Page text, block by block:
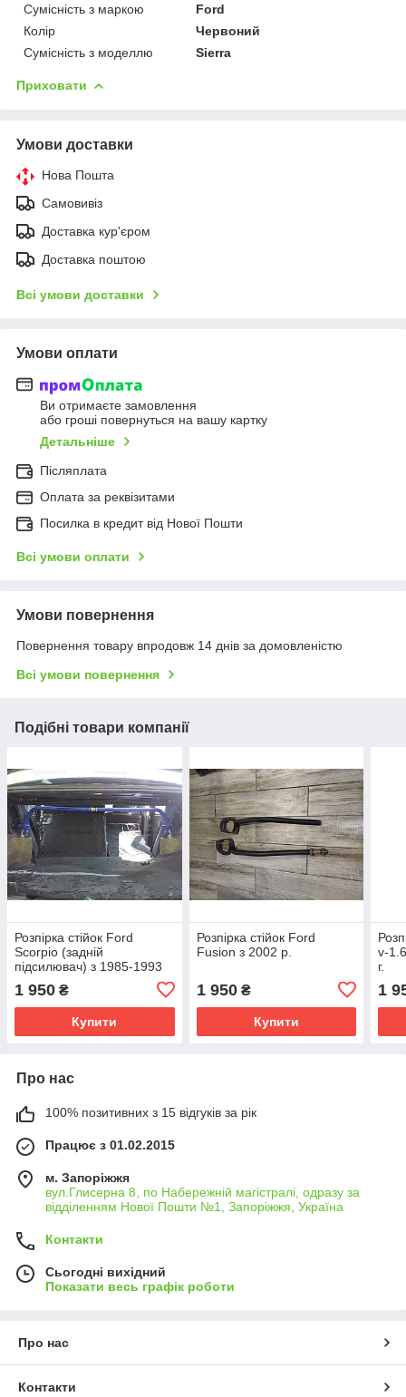
Сумісність з маркою
Ford
Колір
Червоний
Сумісність з моделлю
Sierra
Приховати
Умови доставки
Нова Пошта
Самовивіз
Доставка кур'єром
Доставка поштою
Всі умови доставки
Умови оплати
Ви отримаєте замовлення
або гроші повернуться на вашу картку
Детальніше
Післяплата
Оплата за реквізитами
Посилка в кредит від Нової Пошти
Всі умови оплати
Умови повернення
Повернення товару впродовж 14 днів за домовленістю
Всі умови повернення
Подібні товари компанії
Розпірка стійок Ford
Scorpio (задній
підсилювач) з 1985-1993
1 950 ₴
Купити
Розпірка стійок Ford
Fusion з 2002 р.
1 950₴
Купити
v-
г.
1
Про нас
100% позитивних з 15 відгуків за рік
Працює з 01.02.2015
м. Запоріжжя
вул.Глисерна 8, по Набережній магістралі, одразу за
відділенням Нової Пошти №1, Запоріжжя, Україна
Контакти
Сьогодні вихідний
Показати весь графік роботи
Про нас
Контакти